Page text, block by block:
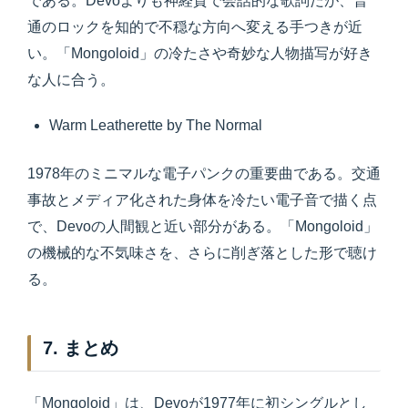
通のロックを知的で不穏な方向へ変える手つきが近
い。「Mongoloid」の冷たさや奇妙な人物描写が好き
な人に合う。
Warm Leatherette by The Normal
1978年のミニマルな電子パンクの重要曲である。交通
事故とメディア化された身体を冷たい電子音で描く点
で、Devoの人間観と近い部分がある。「Mongoloid」
の機械的な不気味さを、さらに削ぎ落とした形で聴け
る。
7. まとめ
「Mongoloid」は、Devoが1977年に初シングルとし